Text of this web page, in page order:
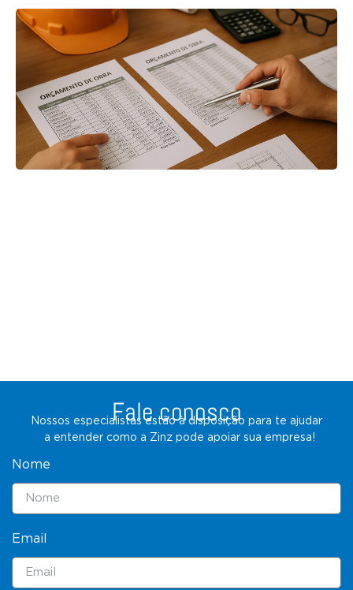
Fale conosco
Nossos especialistas estão à disposição para te ajudar
a entender como a Zinz pode apoiar sua empresa!
Nome
Email